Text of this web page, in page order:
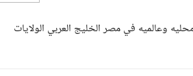
دولية معتمده بخبره لاكثر من ١٣ عام في شركات محليه وعالميه في مصر الخليج العربي الولايات